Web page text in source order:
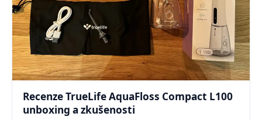
Recenze TrueLife AquaFloss Compact L100
unboxing a zkušenosti